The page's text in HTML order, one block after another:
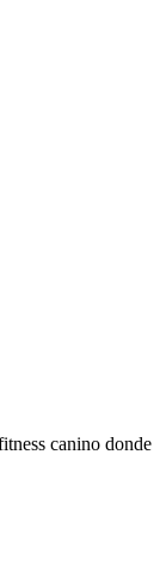
canino donde